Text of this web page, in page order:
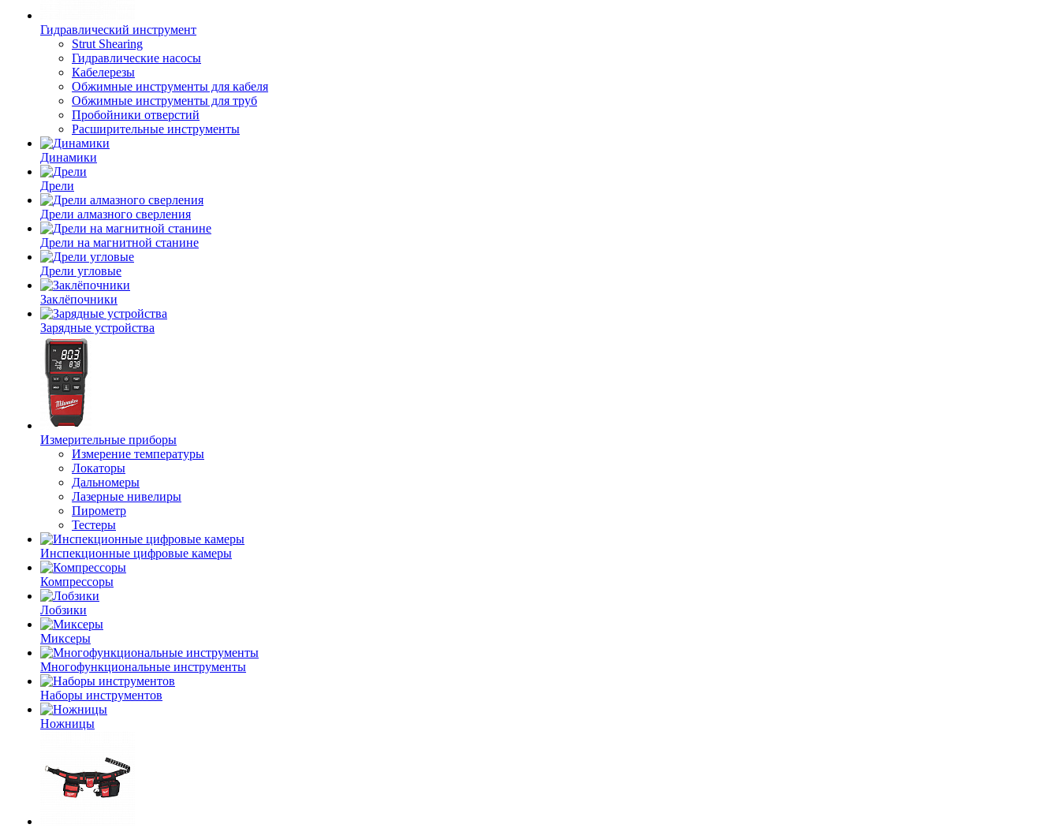
Гидравлический инструмент
Strut Shearing
Гидравлические насосы
Кабелерезы
Обжимные инструменты для кабеля
Обжимные инструменты для труб
Пробойники отверстий
Расширительные инструменты
Динамики
Дрели
Дрели алмазного сверления
Дрели на магнитной станине
Дрели угловые
Заклёпочники
Зарядные устройства
Измерительные приборы
Измерение температуры
Локаторы
Дальномеры
Лазерные нивелиры
Пирометр
Тестеры
Инспекционные цифровые камеры
Компрессоры
Лобзики
Миксеры
Многофункциональные инструменты
Наборы инструментов
Ножницы